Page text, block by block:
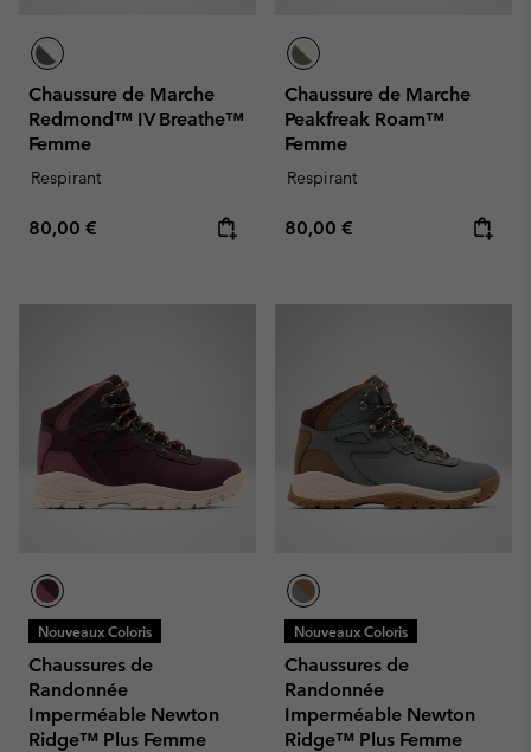
Chaussure de Marche
Redmond™ IV Breathe™
Femme
Respirant
Regular price:
80,00 €
Chaussure de Marche
Peakfreak Roam™
Femme
Respirant
Regular price:
80,00 €
Nouveaux Coloris
Chaussures de
Randonnée
Imperméable Newton
Ridge™ Plus Femme
Nouveaux Coloris
Chaussures de
Randonnée
Imperméable Newton
Ridge™ Plus Femme